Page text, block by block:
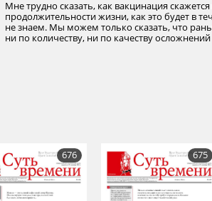
Мне трудно сказать, как вакцинация
продолжительности жизни, как это будет в
не знаем. Мы можем только сказать, что
ни по количеству, ни по качеству
676 675